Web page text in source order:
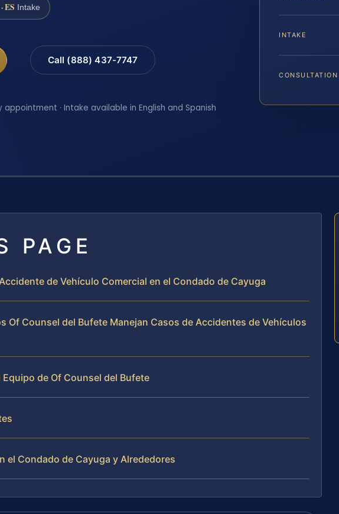
ES Intake
Call (888) 437-7747
· Intake available in English and Spanish
INTAKE
CONSULTATION
PAGE
de Vehículo Comercial en el Condado de Cayuga
Of Counsel del Bufete Manejan Casos de Accidentes de Vehículos
Equipo de Of Counsel del Bufete
el Condado de Cayuga y Alrededores